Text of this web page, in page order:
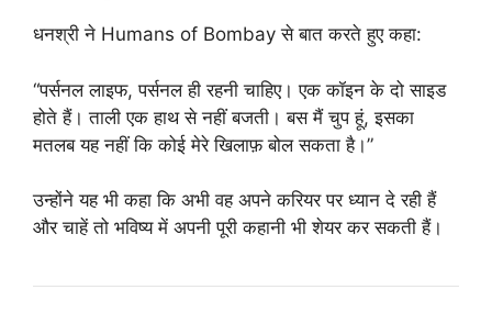
धनश्री ने Humans of Bombay से बात करते हुए कहा:
“पर्सनल लाइफ, पर्सनल ही रहनी चाहिए। एक कॉइन के दो साइड
होते हैं। ताली एक हाथ से नहीं बजती। बस मैं चुप हूं, इसका
मतलब यह नहीं कि कोई मेरे खिलाफ़ बोल सकता है।”
उन्होंने यह भी कहा कि अभी वह अपने करियर पर ध्यान दे रही हैं
और चाहें तो भविष्य में अपनी पूरी कहानी भी शेयर कर सकती हैं।